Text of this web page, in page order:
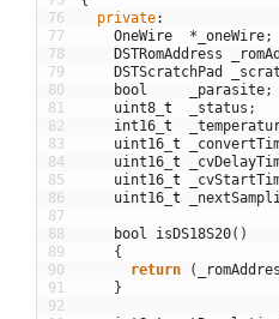
76
77
78
79
80
81
82
83
84
85
86
87
88
89
90
91
92
private:
OneWire
* _oneWire;
DSTRomAddress
DSTScratchPad
bool
_parasite;
uint8 t _status ;
int16 t
uint16 t
uint16 t
uint16 t
uint16 t
bool isDS18S20( )
{
return
(
}